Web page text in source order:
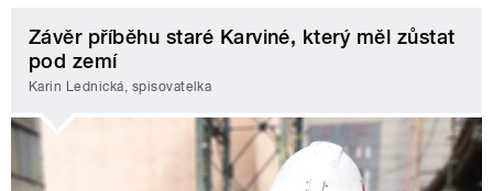
Závěr příběhu staré Karviné, který měl zůstat
pod zemí
Karin Lednická, spisovatelka